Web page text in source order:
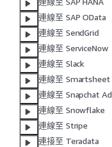
連線至 SAP OData
連線至 SendGrid
連線至 ServiceNow
連線至 Slack
連線至 Smartsheet
連線至 Snapchat
連線至 Snowflake
連線至 Stripe
連接至 Teradata